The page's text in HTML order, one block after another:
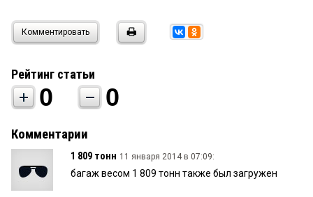
Комментировать
Рейтинг статьи
0 0
Комментарии
1 809 тонн 11 января 2014 в 07:09:
багаж весом 1 809 тонн также был загружен